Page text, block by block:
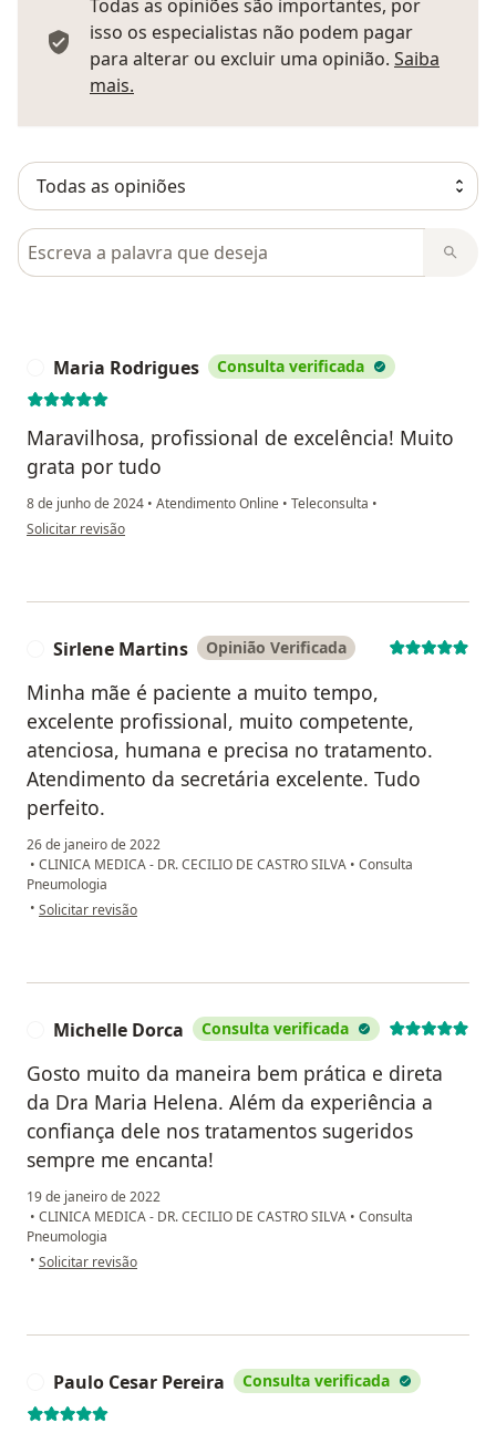
Todas as opiniões são importantes, por
isso os especialistas não podem pagar
para alterar ou excluir uma opinião. Saiba
mais.
Pesquisar em opiniões
Maria Rodrigues Consulta verificada
Maravilhosa, profissional de excelência! Muito
grata por tudo
8 de junho de 2024 • Atendimento Online • Teleconsulta •
na opinião do utilizador Maria Rodrigues
Solicitar revisão
Sirlene Martins Opinião Verificada
Minha mãe é paciente a muito tempo,
excelente profissional, muito competente,
atenciosa, humana e precisa no tratamento.
Atendimento da secretária excelente. Tudo
perfeito.
26 de janeiro de 2022
• CLINICA MEDICA - DR. CECILIO DE CASTRO SILVA • Consulta
Pneumologia
• na opinião do utilizador Sirlene Martins
Solicitar revisão
Michelle Dorca Consulta verificada
Gosto muito da maneira bem prática e direta
da Dra Maria Helena. Além da experiência a
confiança dele nos tratamentos sugeridos
sempre me encanta!
19 de janeiro de 2022
• CLINICA MEDICA - DR. CECILIO DE CASTRO SILVA • Consulta
Pneumologia
• na opinião do utilizador Michelle Dorca
Solicitar revisão
Paulo Cesar Pereira Consulta verificada